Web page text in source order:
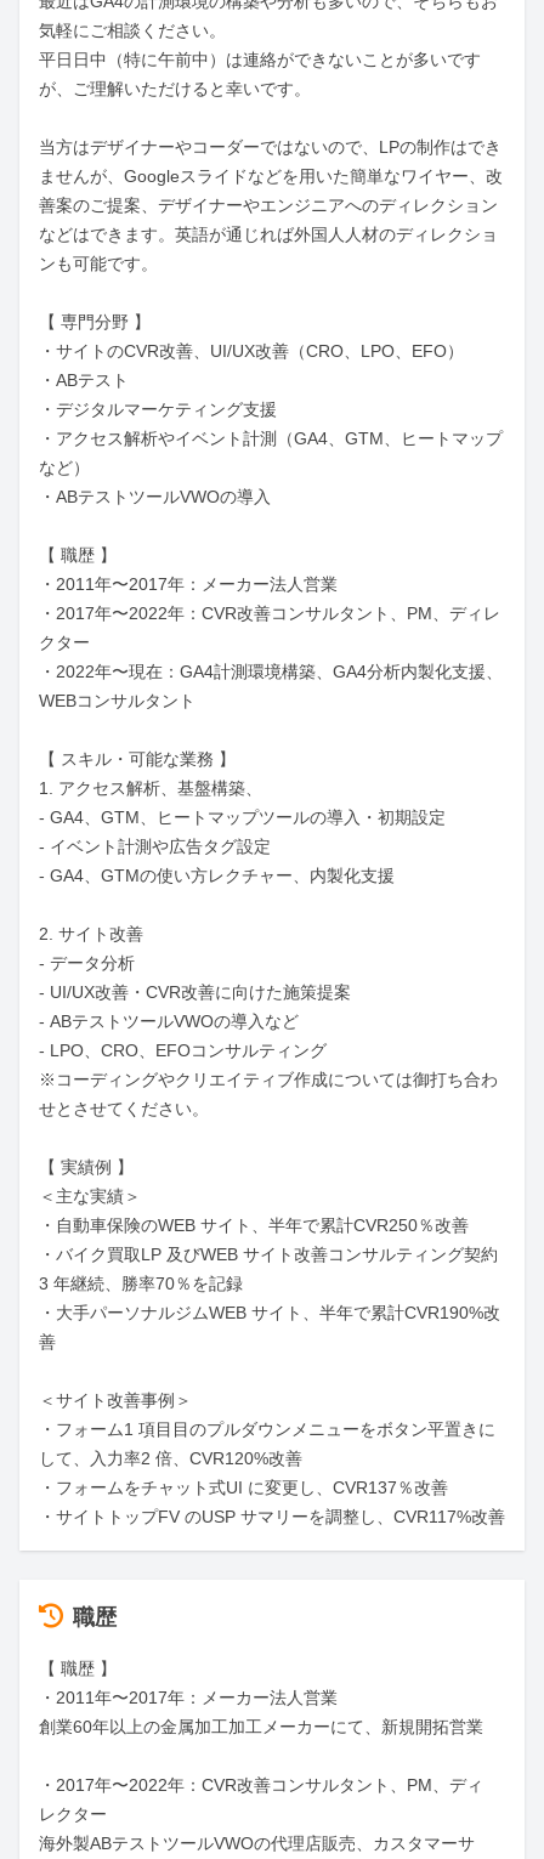
気軽にご相談ください。
平日日中（特に午前中）は連絡ができないことが多いです
が、ご理解いただけると幸いです。
当方はデザイナーやコーダーではないので、LPの制作はでき
ませんが、Googleスライドなどを用いた簡単なワイヤー、改
善案のご提案、デザイナーやエンジニアへのディレクション
などはできます。英語が通じれば外国人人材のディレクショ
ンも可能です。
【 専門分野 】
・サイトのCVR改善、UI/UX改善（CRO、LPO、EFO）
・ABテスト
・デジタルマーケティング支援
・アクセス解析やイベント計測（GA4、GTM、ヒートマップ
など）
・ABテストツールVWOの導入
【 職歴 】
・2011年〜2017年：メーカー法人営業
・2017年〜2022年：CVR改善コンサルタント、PM、ディレ
クター
・2022年〜現在：GA4計測環境構築、GA4分析内製化支援、
WEBコンサルタント
【 スキル・可能な業務 】
1. アクセス解析、基盤構築、
- GA4、GTM、ヒートマップツールの導入・初期設定
- イベント計測や広告タグ設定
- GA4、GTMの使い方レクチャー、内製化支援
2. サイト改善
- データ分析
- UI/UX改善・CVR改善に向けた施策提案
- ABテストツールVWOの導入など
- LPO、CRO、EFOコンサルティング
※コーディングやクリエイティブ作成については御打ち合わ
せとさせてください。
【 実績例 】
＜主な実績＞
・自動車保険のWEB サイト、半年で累計CVR250％改善
・バイク買取LP 及びWEB サイト改善コンサルティング契約
3 年継続、勝率70％を記録
・大手パーソナルジムWEB サイト、半年で累計CVR190%改
善
＜サイト改善事例＞
・フォーム1 項目目のプルダウンメニューをボタン平置きに
して、入力率2 倍、CVR120%改善
・フォームをチャット式UI に変更し、CVR137％改善
・サイトトップFV のUSP サマリーを調整し、CVR117%改善
職歴
【 職歴 】
・2011年〜2017年：メーカー法人営業
創業60年以上の金属加工加工メーカーにて、新規開拓営業
・2017年〜2022年：CVR改善コンサルタント、PM、ディ
レクター
海外製ABテストツールVWOの代理店販売、カスタマーサ